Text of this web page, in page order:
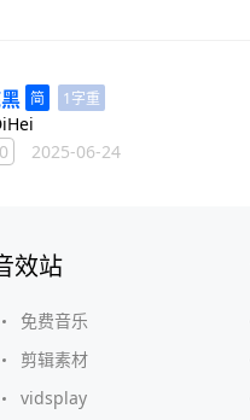
黑 1字重
2025-06-24
效站
免费音乐
剪辑素材
vidsplay